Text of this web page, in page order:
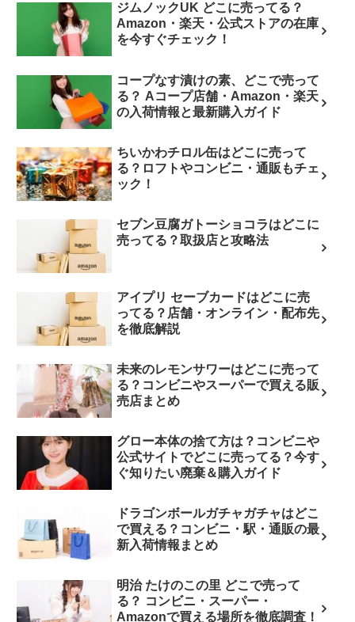
ジムノックUK どこに売ってる？
Amazon・楽天・公式ストアの在庫
を今すぐチェック！
コープなす漬けの素、どこで売って
る？ Aコープ店舗・Amazon・楽天
の入荷情報と最新購入ガイド
ちいかわチロル缶はどこに売って
る？ロフトやコンビニ・通販もチェ
ック！
セブン豆腐ガトーショコラはどこに
売ってる？取扱店と攻略法
アイプリ セーブカードはどこに売
ってる？店舗・オンライン・配布先
を徹底解説
未来のレモンサワーはどこに売って
る？コンビニやスーパーで買える販
売店まとめ
グロー本体の捨て方は？コンビニや
公式サイトでどこに売ってる？今す
ぐ知りたい廃棄＆購入ガイド
ドラゴンボールガチャガチャはどこ
で買える？コンビニ・駅・通販の最
新入荷情報まとめ
明治 たけのこの里 どこで売って
る？ コンビニ・スーパー・
Amazonで買える場所を徹底調査！